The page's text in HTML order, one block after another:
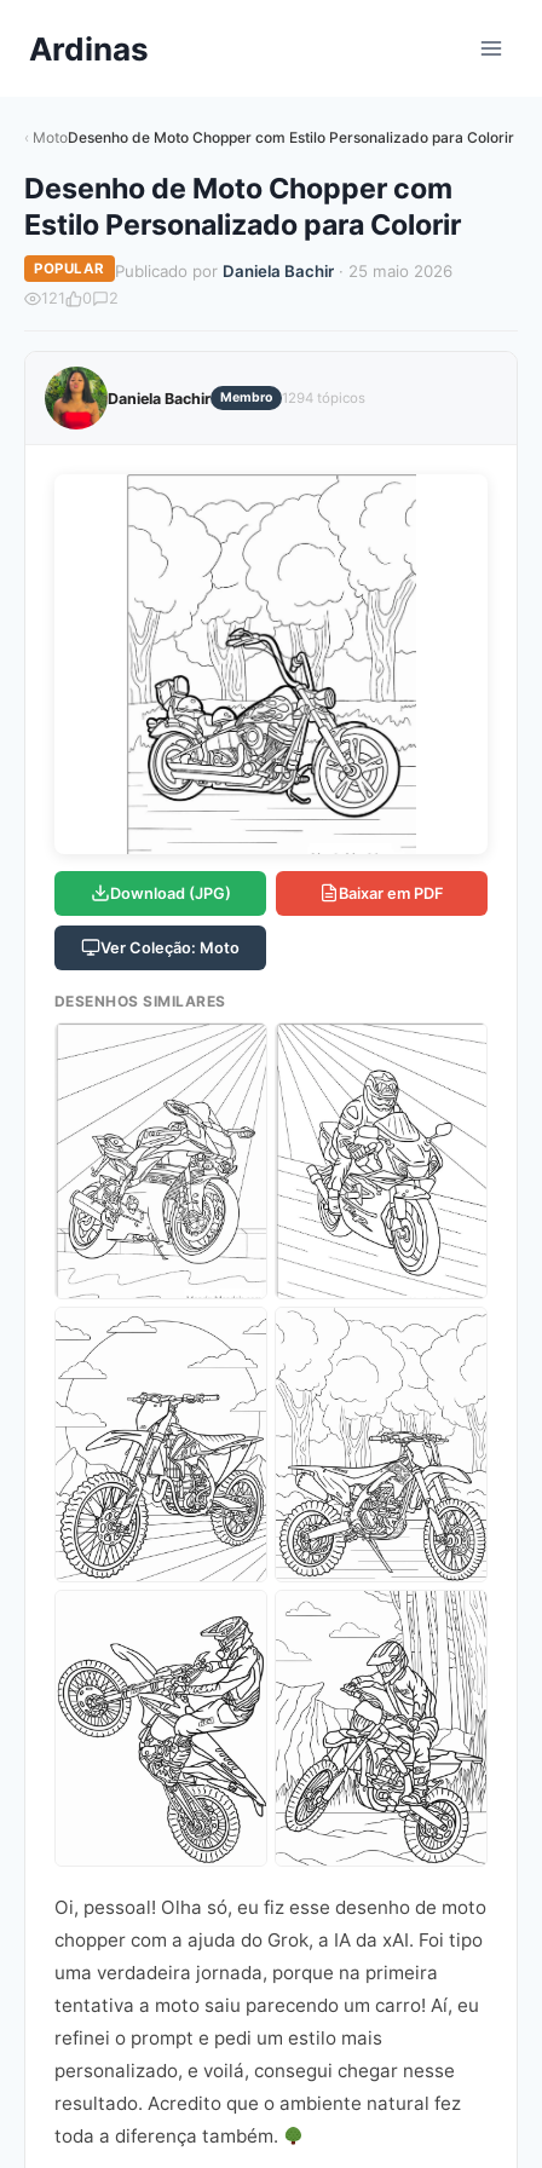
paraArdinas
MotoDesenho de Moto Chopper com Estilo Personalizado para Colorir
Desenho de Moto Chopper com
Estilo Personalizado para Colorir
POPULAR Publicado por Daniela Bachir· 25 maio 2026
121 0 2
Daniela Bachir Membro 1294 tópicos
Download (JPG) Baixar em PDF
Ver Coleção: Moto
DESENHOS SIMILARES
Oi, pessoal! Olha só, eu fiz esse desenho de moto
chopper com a ajuda do Grok, a IA da xAI. Foi tipo
uma verdadeira jornada, porque na primeira
tentativa a moto saiu parecendo um carro! Aí, eu
refinei o prompt e pedi um estilo mais
personalizado, e voilá, consegui chegar nesse
resultado. Acredito que o ambiente natural fez
toda a diferença também.